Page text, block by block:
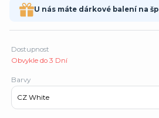
U nás máte dárkové balení na
Dostupnost
Obvykle do 3 Dní
Barvy